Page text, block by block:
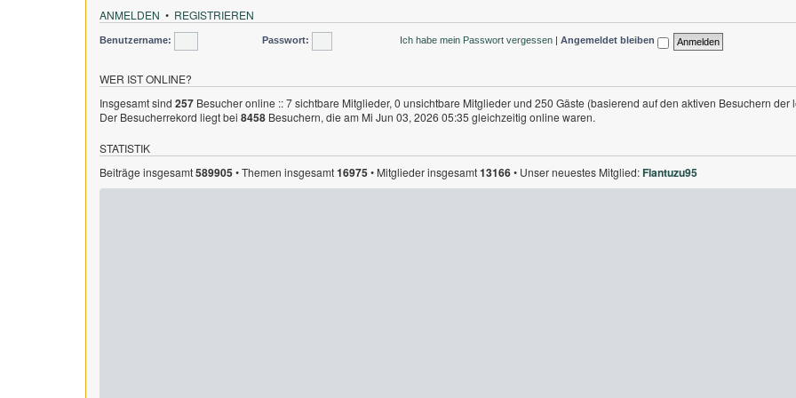
ANMELDEN • REGISTRIEREN
Benutzername: Passwort: Ich habe mein Passwort vergessen Angemeldet bleiben
WER IST ONLINE?
Insgesamt sind 257 Besucher online :: 7 sichtbare Mitglieder, 0 unsichtbare Mitglieder und 250 Gäste (basierend auf den aktiven Besuchern der
Der Besucherrekord liegt bei 8458 Besuchern, die am Mi Jun 03, 2026 05:35 gleichzeitig online waren.
STATISTIK
Beiträge insgesamt589905• Themen insgesamt16975• Mitglieder insgesamt13166• Unser neuestes Mitglied:Flantuzu95